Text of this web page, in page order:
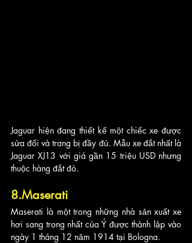
Jaguar hiện đang thiết kế một chiếc xe được
sửa đổi và trang bị đầy đủ. Mẫu xe đắt nhất là
Jaguar XJ13 với giá gần 15 triệu USD nhưng
thuộc hàng đắt đỏ.
8.Maserati
Maserati là một trong những nhà sản xuất xe
hơi sang trọng nhất của Ý được thành lập vào
ngày 1 tháng 12 năm 1914 tại Bologna.